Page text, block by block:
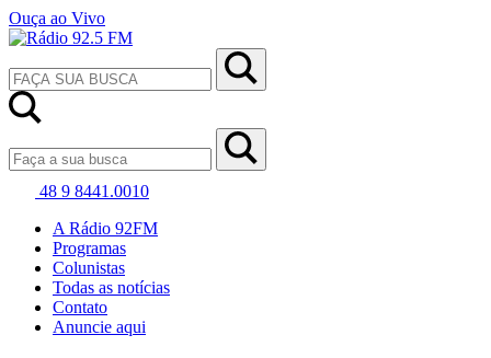
Ouça ao Vivo
48 9 8441.0010
A Rádio 92FM
Programas
Colunistas
Todas as notícias
Contato
Anuncie aqui